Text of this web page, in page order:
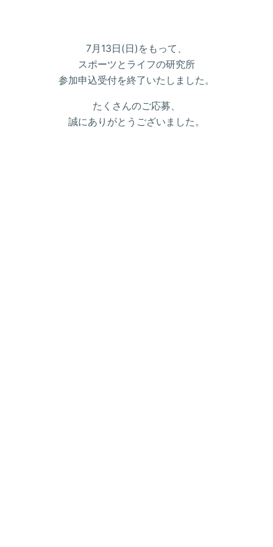
7月13日(日)をもって、
スポーツとライフの研究所
参加申込受付を終了いたしました。
たくさんのご応募、
誠にありがとうございました。